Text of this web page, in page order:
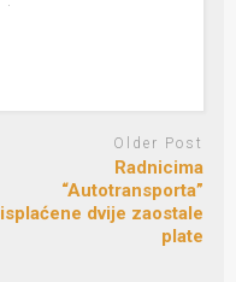
Older Post
Radnicima
“Autotransporta”
isplaćene dvije zaostale
plate